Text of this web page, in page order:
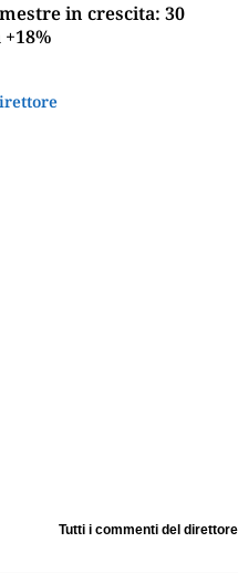
in crescita: 30
Tutti i commenti del direttore